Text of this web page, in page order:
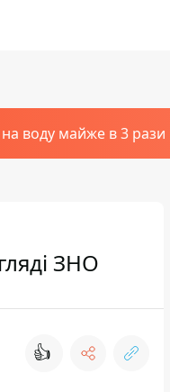
воду майже в 3 рази
ЗНО
👍